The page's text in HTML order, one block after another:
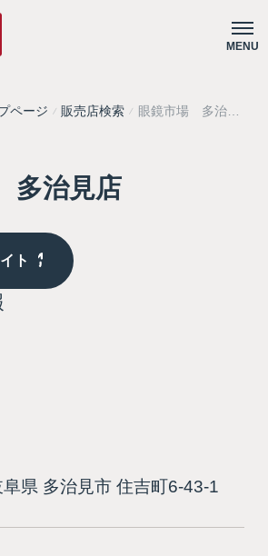
MENU
ページ 販売店検索
眼鏡市場 多治見
多治見店
ト
県 多治見市 住吉町6-43-1